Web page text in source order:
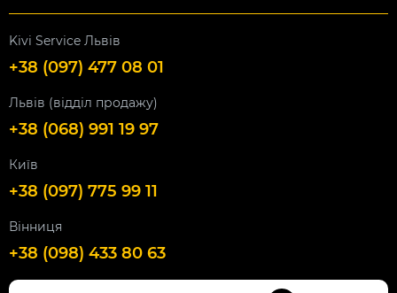
Kivi Service Львів
+38 (097) 477 08 01
Львів (відділ продажу)
+38 (068) 991 19 97
Київ
+38 (097) 775 99 11
Вінниця
+38 (098) 433 80 63